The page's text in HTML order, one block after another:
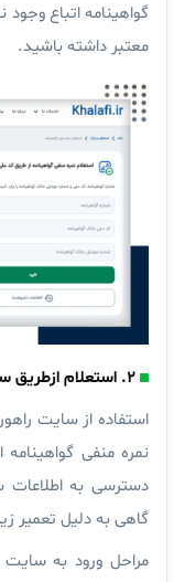
گواهینامه اتباع وجود
معتبر داشته باشید.
۲. استعلام ازطریق سایت رسمی پلیس راهور
استفاده از سایت
نمره منفی
دسترسی به اطلاعات
گاهی به دلیل تعمیر